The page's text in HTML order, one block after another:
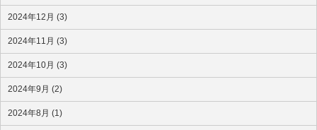
2024年12月 (3)
2024年11月 (3)
2024年10月 (3)
2024年9月 (2)
2024年8月 (1)